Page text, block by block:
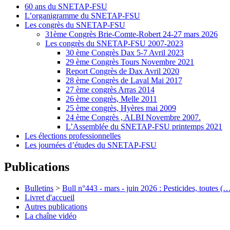
60 ans du SNETAP-FSU
L’organigramme du SNETAP-FSU
Les congrès du SNETAP-FSU
31ème Congrès Brie-Comte-Robert 24-27 mars 2026
Les congrès du SNETAP-FSU 2007-2023
30 ème Congrès Dax 5-7 Avril 2023
29 ème Congrès Tours Novembre 2021
Report Congrès de Dax Avril 2020
28 ème Congrès de Laval Mai 2017
27 ème congrès Arras 2014
26 ème congrès, Melle 2011
25 ème congrès, Hyères mai 2009
24 ème Congrès , ALBI Novembre 2007.
L’Assemblée du SNETAP-FSU printemps 2021
Les élections professionnelles
Les journées d’études du SNETAP-FSU
Publications
Bulletins > Bull n°443 - mars - juin 2026 : Pesticides, toutes
Livret d'accueil
Autres publications
La chaîne vidéo